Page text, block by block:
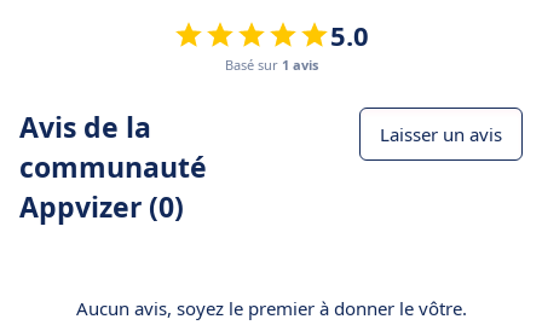
5.0
Basé sur 1 avis
Avis de la
communauté
Appvizer (0)
Laisser un avis
Aucun avis, soyez le premier à donner le vôtre.